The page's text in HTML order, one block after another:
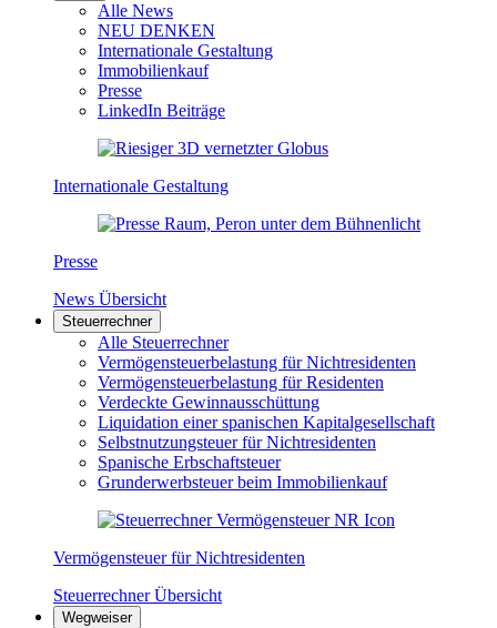
Alle News
NEU DENKEN
Internationale Gestaltung
Immobilienkauf
Presse
LinkedIn Beiträge
Internationale Gestaltung
Presse
News Übersicht
Steuerrechner
Alle Steuerrechner
Vermögensteuerbelastung für Nichtresidenten
Vermögensteuerbelastung für Residenten
Verdeckte Gewinnausschüttung
Liquidation einer spanischen Kapitalgesellschaft
Selbstnutzungsteuer für Nichtresidenten
Spanische Erbschaftsteuer
Grunderwerbsteuer beim Immobilienkauf
Vermögensteuer für Nichtresidenten
Steuerrechner Übersicht
Wegweiser